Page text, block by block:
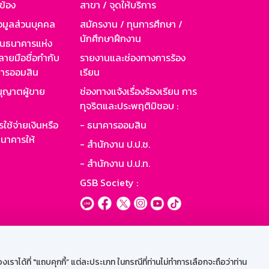
ได้ที่ "แถบคุกกี้” แต่ละประเภท ในกรณีที่ท่านไม่ทำการเลือกจะถือว่าท่าน
อง
มูลส่วนบุคคล
นาคารแห่ง
ายมือชื่อกำกับ
รออมสิน
ญาตผู้ขาย
ช้จ่ายเงินหรือ
คารให้
สาขา / จุดให้บริการ
สมัครงาน / ทุนการศึกษา /
นักศึกษาฝึกงาน
รายงานและช่องทางการร้อง
เรียน
ช่องทางแจ้งเรื่องร้องเรียน การ
ทุจริตและประพฤติมิชอบ :
- ธนาคารออมสิน
- สำนักงาน ป.ป.ช.
- สำนักงาน ป.ป.ท.
GSB Society :